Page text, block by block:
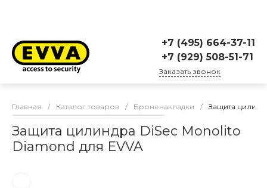
+7 (495) 664-37-11
+7 (929) 508-51-71
Заказать звонок
Главная / Каталог товаров / Броненакладки / Защита
Защита цилиндра DiSec Monolito
Diamond для EVVA